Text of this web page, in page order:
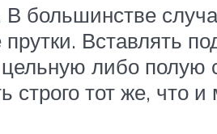
В большинстве
Вставлять
либо полую
тот же, что и